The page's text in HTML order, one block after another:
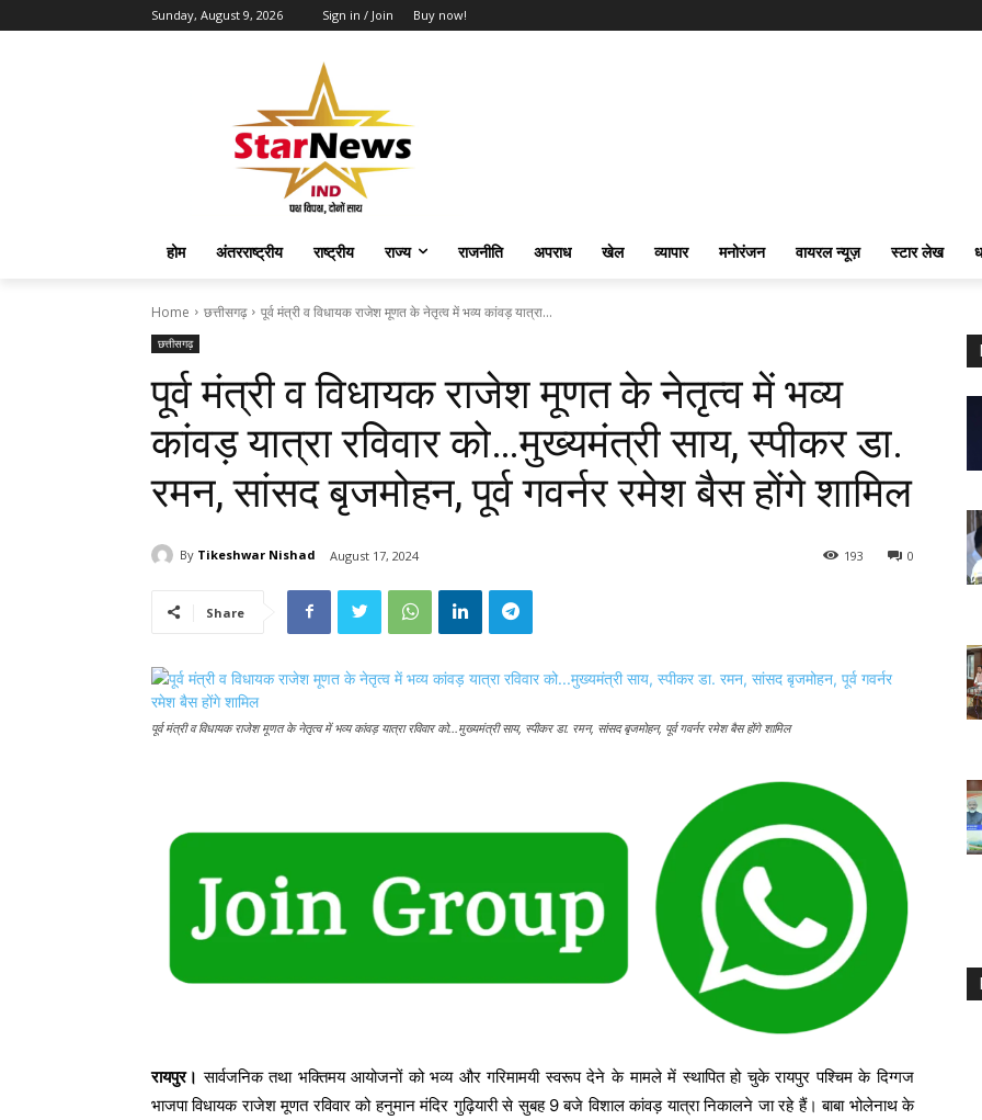
Sunday, August 9, 2026 Sign in / Join Buy now!
होम अंतरराष्ट्रीय राष्ट्रीय राज्य राजनीति अपराध खेल व्यापार मनोरंजन वायरल न्यूज़ स्टार लेख
Home छत्तीसगढ़ पूर्व मंत्री व विधायक राजेश मूणत के नेतृत्व में भव्य कांवड़ यात्रा...
छत्तीसगढ़
पूर्व मंत्री व विधायक राजेश मूणत के नेतृत्व में भव्य
कांवड़ यात्रा रविवार को…मुख्यमंत्री साय, स्पीकर डा.
रमन, सांसद बृजमोहन, पूर्व गवर्नर रमेश बैस होंगे शामिल
By Tikeshwar Nishad August 17, 2024 0
193
Share
पूर्व मंत्री व विधायक राजेश मूणत के नेतृत्व में भव्य कांवड़ यात्रा रविवार को...मुख्यमंत्री साय, स्पीकर डा. रमन, सांसद बृजमोहन, पूर्व गवर्नर रमेश बैस होंगे शामिल
रायपुर। सार्वजनिक तथा भक्तिमय आयोजनों को भव्य और गरिमामयी स्वरूप देने के मामले में स्थापित हो चुके रायपुर पश्चिम के दिग्गज
भाजपा विधायक राजेश मूणत रविवार को हनुमान मंदिर गुढ़ियारी से सुबह 9 बजे विशाल कांवड़ यात्रा निकालने जा रहे हैं। बाबा भोलेनाथ के